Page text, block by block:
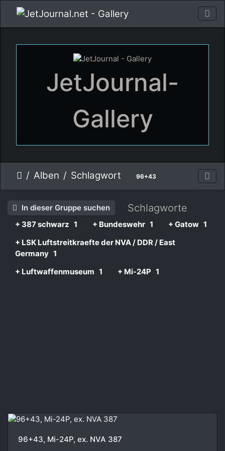
JetJournal-
Gallery
Alben Schlagwort 96+43
In dieser Gruppe suchen Schlagworte
+ 387 schwarz 1 + Bundeswehr 1 + Gatow 1
+ LSK Luftstreitkraefte der NVA / DDR / East
Germany 1
+ Luftwaffenmuseum 1 + Mi-24P 1
96+43, Mi-24P, ex. NVA 387